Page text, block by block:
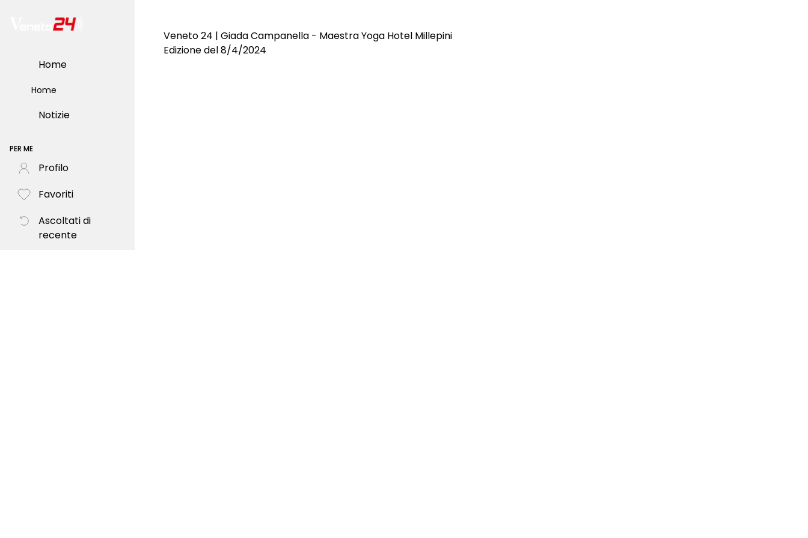
Home
Home
Notizie
PER ME
Profilo
Favoriti
Ascoltati di
recente
Veneto 24 | Giada Campanella - Maestra Yoga Hotel Millepini
Edizione del 8/4/2024